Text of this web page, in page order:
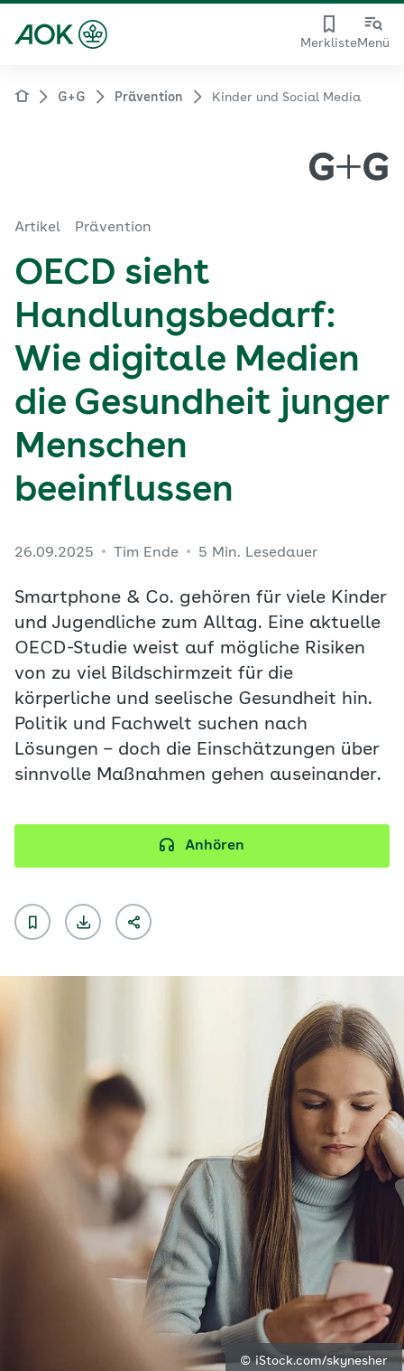
MerklisteMenü
G+G Prävention Kinder und Social Media
Artikel Prävention
OECD sieht
Handlungsbedarf:
Wie digitale Medien
die Gesundheit junger
Menschen
beeinflussen
26.09.2025 Tim Ende 5 Min. Lesedauer
Smartphone & Co. gehören für viele Kinder
und Jugendliche zum Alltag. Eine aktuelle
OECD-Studie weist auf mögliche Risiken
von zu viel Bildschirmzeit für die
körperliche und seelische Gesundheit hin.
Politik und Fachwelt suchen nach
Lösungen – doch die Einschätzungen über
sinnvolle Maßnahmen gehen auseinander.
Anhören
© iStock.com/skynesher